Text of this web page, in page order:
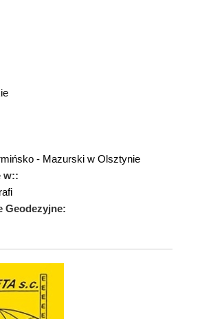
- Mazurski w Olsztynie
w::
Geodezyjne: